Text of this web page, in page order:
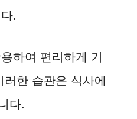
.
하여 편리하게 기
한 습관은 식사에
다.